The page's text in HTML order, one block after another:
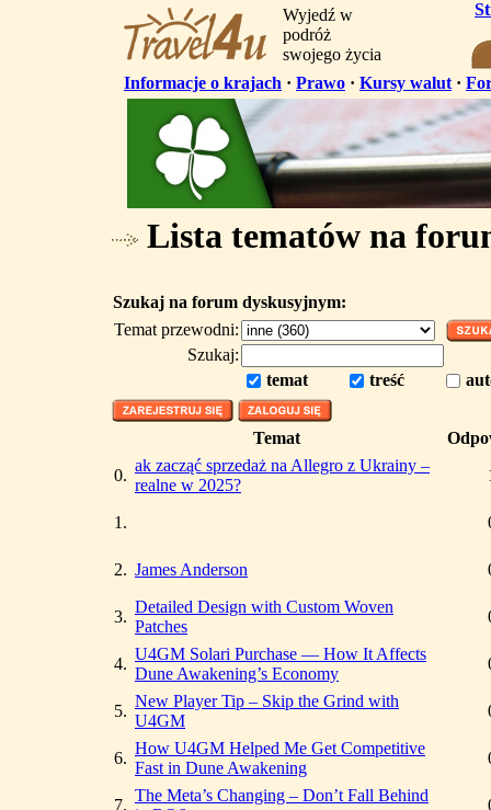
Wyjedź w
podróż
swojego życia
Informacje o krajach · Prawo · Kursy walut ·
Lista tematów na
Szukaj na forum dyskusyjnym:
Temat przewodni:
Szukaj:
temat
treść
Temat
0.
ak zacząć sprzedaż na Allegro z Ukrainy –
realne w 2025?
1.
2. James Anderson
3.
Detailed Design with Custom Woven
Patches
4.
U4GM Solari Purchase — How It Affects
Dune Awakening’s Economy
5.
New Player Tip – Skip the Grind with
U4GM
6.
How U4GM Helped Me Get Competitive
Fast in Dune Awakening
7.
The Meta’s Changing – Don’t Fall Behind